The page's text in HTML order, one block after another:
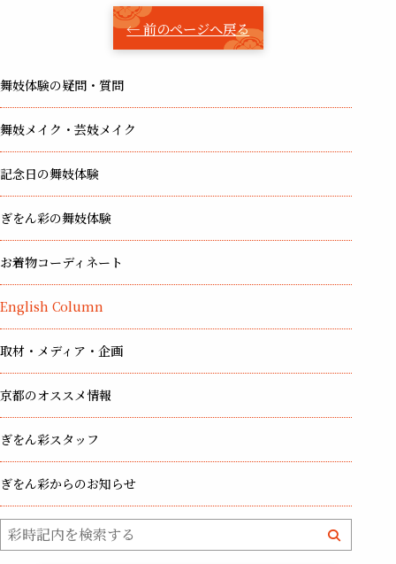
舞妓体験の疑問・質問
舞妓メイク・芸妓メイク
記念日の舞妓体験
ぎをん彩の舞妓体験
お着物コーディネート
English Column
取材・メディア・企画
京都のオススメ情報
ぎをん彩スタッフ
ぎをん彩からのお知らせ
← 前のページへ戻る